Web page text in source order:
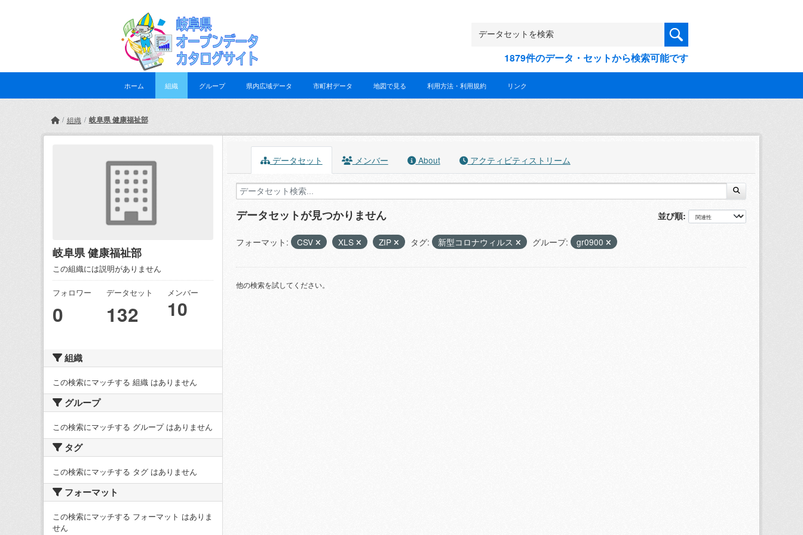
1879件のデータ・セットから検索可能です
ホーム 組織 グループ 県内広域データ 市町村データ 地図で見る 利用方法・利用規約 リンク
組織 岐阜県 健康福祉部
岐阜県 健康福祉部
この組織には説明がありません
フォロワー
0
データセット
132
メンバー
10
組織
この検索にマッチする 組織 はありません
グループ
この検索にマッチする グループ はありません
タグ
この検索にマッチする タグ はありません
フォーマット
この検索にマッチする フォーマット はありま
せん
データセット メンバー About アクティビティストリーム
並び順
データセットが見つかりません
フォーマット: CSV XLS ZIP タグ: 新型コロナウィルス グループ: gr0900
他の検索を試してください。